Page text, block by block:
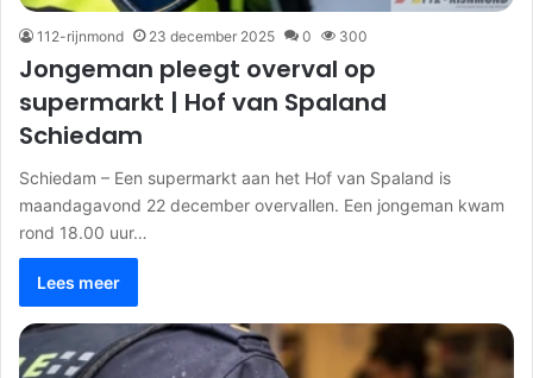
112-rijnmond 23 december 2025 0 300
Jongeman pleegt overval op
supermarkt | Hof van Spaland
Schiedam
Schiedam – Een supermarkt aan het Hof van Spaland is
maandagavond 22 december overvallen. Een jongeman kwam
rond 18.00 uur…
Lees meer